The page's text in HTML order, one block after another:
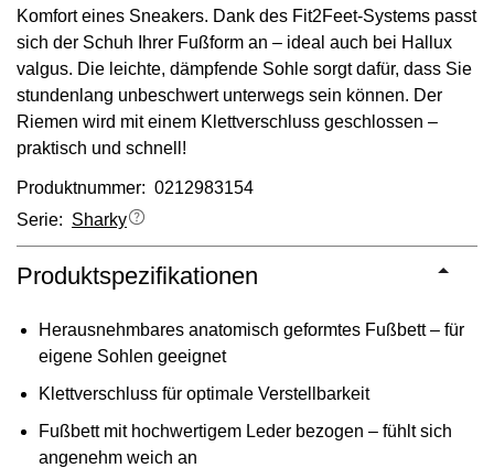
Komfort eines Sneakers. Dank des Fit2Feet-Systems passt
sich der Schuh Ihrer Fußform an – ideal auch bei Hallux
valgus. Die leichte, dämpfende Sohle sorgt dafür, dass Sie
stundenlang unbeschwert unterwegs sein können. Der
Riemen wird mit einem Klettverschluss geschlossen –
praktisch und schnell!
Produktnummer: 0212983154
Serie: Sharky
Produktspezifikationen
Herausnehmbares anatomisch geformtes Fußbett – für
eigene Sohlen geeignet
Klettverschluss für optimale Verstellbarkeit
Fußbett mit hochwertigem Leder bezogen – fühlt sich
angenehm weich an